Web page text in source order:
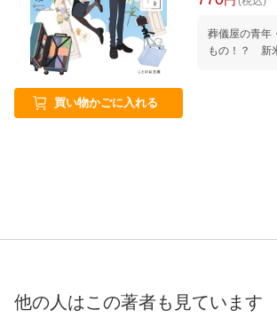
買い物かごに入れる
葬儀屋の青年
もの！？ 新
他の人はこの著者も見ています